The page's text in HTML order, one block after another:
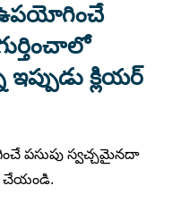
క్లియర్
పసుపు స్వచ్చమైనదా
చేయండి.